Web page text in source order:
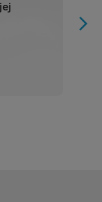
arrow_forward_ios